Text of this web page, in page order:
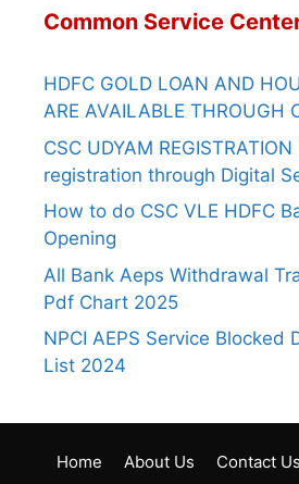
Common Service
HDFC GOLD LOAN AND
ARE AVAILABLE THROUGH
CSC UDYAM
registration through Digital
How to do CSC VLE HDFC
Opening
All Bank Aeps Withdrawal
Pdf Chart 2025
NPCI AEPS Service Blocked
List 2024
Home About Us Contact Us